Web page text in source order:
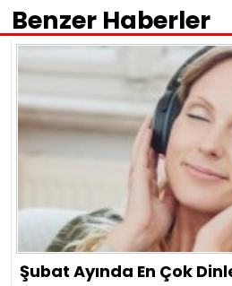
Benzer Haberler
Şubat Ayında En Çok